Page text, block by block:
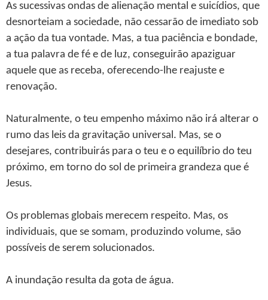
As sucessivas ondas de alienação mental e suicídios, que
desnorteiam a sociedade, não cessarão de imediato sob
a ação da tua vontade. Mas, a tua paciência e bondade,
a tua palavra de fé e de luz, conseguirão apaziguar
aquele que as receba, oferecendo-lhe reajuste e
renovação.
Naturalmente, o teu empenho máximo não irá alterar o
rumo das leis da gravitação universal. Mas, se o
desejares, contribuirás para o teu e o equilíbrio do teu
próximo, em torno do sol de primeira grandeza que é
Jesus.
Os problemas globais merecem respeito. Mas, os
individuais, que se somam, produzindo volume, são
possíveis de serem solucionados.
A inundação resulta da gota de água.